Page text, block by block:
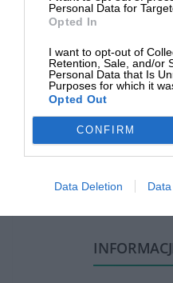
Personal Data for
Opted In
I want to opt-out of
Retention, Sale, and/or
Personal Data that Is
Purposes for which it
Opted Out
CONFIRM
Data Deletion
drukowania w
oraz zgodność z
jest kluczowe dla
drukowania.
Kompatybilność